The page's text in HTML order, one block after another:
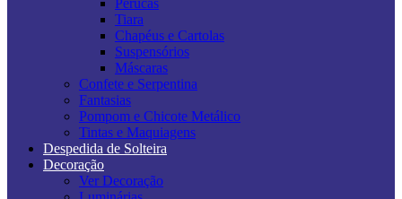
Perucas
Tiara
Chapéus e Cartolas
Suspensórios
Máscaras
Confete e Serpentina
Fantasias
Pompom e Chicote Metálico
Tintas e Maquiagens
Despedida de Solteira
Decoração
Ver Decoração